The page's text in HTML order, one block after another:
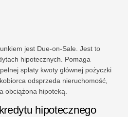
jest Due-on-Sale. Jest to
hipotecznych. Pomaga
spłaty kwoty głównej pożyczki
odsprzeda nieruchomość,
obciążona hipoteką.
hipotecznego